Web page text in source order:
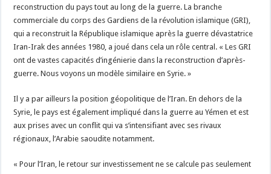
reconstruction du pays tout au long de la guerre. La branche
commerciale du corps des Gardiens de la révolution islamique (GRI),
qui a reconstruit la République islamique après la guerre dévastatrice
Iran-Irak des années 1980, a joué dans cela un rôle central. « Les GRI
ont de vastes capacités d’ingénierie dans la reconstruction d’après-
guerre. Nous voyons un modèle similaire en Syrie. »
Il y a par ailleurs la position géopolitique de l’Iran. En dehors de la
Syrie, le pays est également impliqué dans la guerre au Yémen et est
aux prises avec un conflit qui va s’intensifiant avec ses rivaux
régionaux, l’Arabie saoudite notamment.
« Pour l’Iran, le retour sur investissement ne se calcule pas seulement